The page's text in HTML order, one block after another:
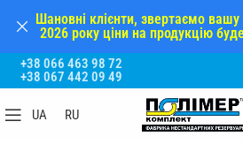
+38 066 463 98 72
+38 067 442 09 49
UA RU
Шановні клієнти, звертаємо вашу
2026 року ціни на продукцію